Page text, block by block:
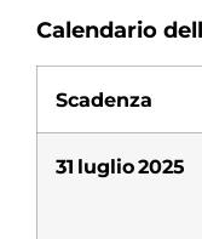
Calendario
Scadenza
31 luglio 2025